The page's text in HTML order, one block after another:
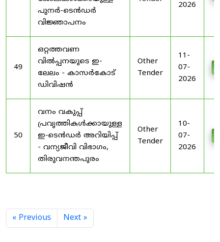
പുനർ-ടെൻഡർ
വിജ്ഞാപനം
2026
49
ഒറ്റത്തവണ
വിൽപ്പനയുടെ ഇ-
ലേലം - കാസർകോട്
ഡിവിഷൻ
Other
Tender
11-
07-
2026
50
വനം വകുപ്പ്
പ്രവൃത്തികൾക്കായുള്ള
ഇ-ടെൻഡർ അറിയിപ്പ്
- വന്യജീവി വിഭാഗം,
തിരുവനന്തപുരം
Other
Tender
10-
07-
2026
« Previous Next »